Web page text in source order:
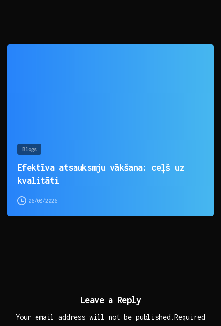
Blogs
Efektīva atsauksmju vākšana: ceļš uz
kvalitāti
06/08/2026
Leave a Reply
Your email address will not be published.Required